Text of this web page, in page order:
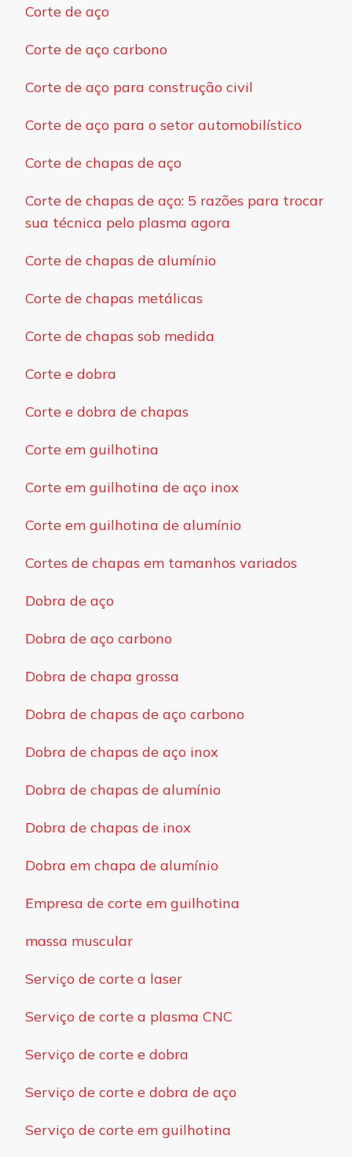
Corte de aço
Corte de aço carbono
Corte de aço para construção civil
Corte de aço para o setor automobilístico
Corte de chapas de aço
Corte de chapas de aço: 5 razões para trocar
sua técnica pelo plasma agora
Corte de chapas de alumínio
Corte de chapas metálicas
Corte de chapas sob medida
Corte e dobra
Corte e dobra de chapas
Corte em guilhotina
Corte em guilhotina de aço inox
Corte em guilhotina de alumínio
Cortes de chapas em tamanhos variados
Dobra de aço
Dobra de aço carbono
Dobra de chapa grossa
Dobra de chapas de aço carbono
Dobra de chapas de aço inox
Dobra de chapas de alumínio
Dobra de chapas de inox
Dobra em chapa de alumínio
Empresa de corte em guilhotina
massa muscular
Serviço de corte a laser
Serviço de corte a plasma CNC
Serviço de corte e dobra
Serviço de corte e dobra de aço
Serviço de corte em guilhotina